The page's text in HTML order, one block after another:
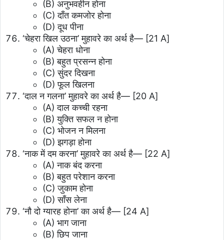
(B) अनुभवहीन होना
(C) दाँत कमजोर होना
(D) दूध पीना
‘चेहरा खिल उठना’ मुहावरे का अर्थ है— [21 A]
(A) चेहरा धोना
(B) बहुत प्रसन्न होना
(C) सुंदर दिखना
(D) फूल खिलना
‘दाल न गलना’ मुहावरे का अर्थ है— [20 A]
(A) दाल कच्ची रहना
(B) युक्ति सफल न होना
(C) भोजन न मिलना
(D) झगड़ा होना
‘नाक में दम करना’ मुहावरे का अर्थ है— [22 A]
(A) नाक बंद करना
(B) बहुत परेशान करना
(C) जुकाम होना
(D) साँस लेना
‘नौ दो ग्यारह होना’ का अर्थ है— [24 A]
(A) भाग जाना
(B) छिप जाना